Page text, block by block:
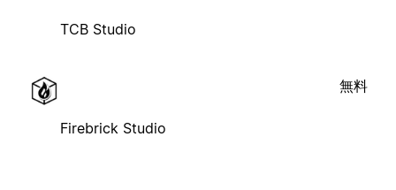
TCB Studio
Firebrick Studio
無料